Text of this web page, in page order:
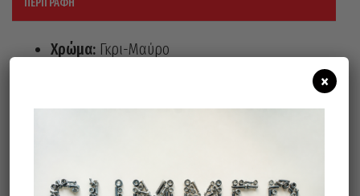
ΠΕΡΙΓΡΑΦΉ
Χρώμα: Γκρι-Μαύρο
εφαρμογή στα χέρια.
×